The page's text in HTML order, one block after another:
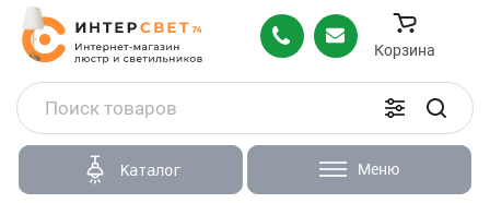
Корзина
Каталог Меню